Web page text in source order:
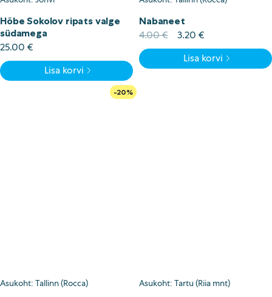
Hõbe Sokolov ripats valge
südamega
25.00 €
Lisa korvi
Nabaneet
4.00€
Algne
hind
oli:
4.00 €.
3.20 €Current
price
is:
3.20 €.
Lisa korvi
-20%
Asukoht: Tallinn (Rocca) Asukoht: Tartu (Riia mnt)